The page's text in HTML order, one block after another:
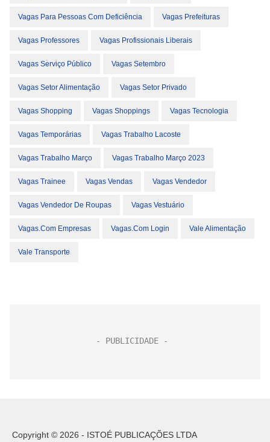
Vagas Para Pessoas Com Deficiência Vagas Prefeituras
Vagas Professores Vagas Profissionais Liberais
Vagas Serviço Público Vagas Setembro
Vagas Setor Alimentação Vagas Setor Privado
Vagas Shopping Vagas Shoppings Vagas Tecnologia
Vagas Temporárias Vagas Trabalho Lacoste
Vagas Trabalho Março Vagas Trabalho Março 2023
Vagas Trainee Vagas Vendas Vagas Vendedor
Vagas Vendedor De Roupas Vagas Vestuário
Vagas.com Empresas Vagas.com Login Vale Alimentação
Vale Transporte
Copyright © 2026 - ISTOÉ PUBLICAÇÕES LTDA